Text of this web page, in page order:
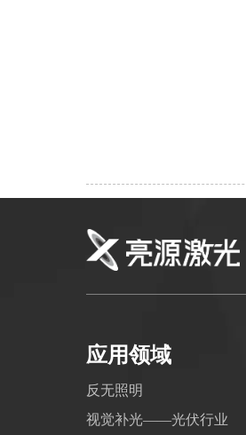
应用领域
反无照明
视觉补光——光伏行业